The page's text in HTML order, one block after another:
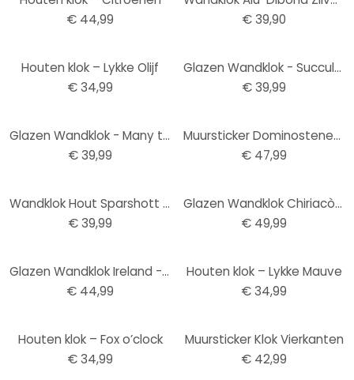
€ 44,99
€ 39,90
Houten klok – Lykke Olijf
€ 34,99
Glazen Wandklok - Succulenten
€ 39,99
Glazen Wandklok - Many things in life 02
€ 39,99
Muursticker Dominostenen + Uurwerk
€ 47,99
Wandklok Hout Sparshott - Fietsen
€ 39,99
Glazen Wandklok Chiriacò - New York at Night
€ 49,99
Glazen Wandklok Ireland - This City
€ 44,99
Houten klok – Lykke Mauve
€ 34,99
Houten klok – Fox o’clock
€ 34,99
Muursticker Klok Vierkanten
€ 42,99